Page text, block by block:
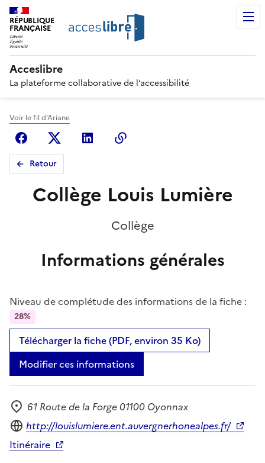
RÉPUBLIQUE
FRANÇAISE
Acceslibre
La plateforme collaborative de l’accessibilité
Voir le fil d'Ariane
FacebookX (anciennement Twitter)
Linkedin
Retour
Collège Louis Lumière
Collège
Informations générales
Niveau de complétude des informations de la fiche :
28%
Télécharger la fiche (PDF, environ 35 Ko)
Modifier ces informations
Adresse
61 Route de la Forge 01100 Oyonnax
Site internet
http://louislumiere.ent.auvergnerhonealpes.fr/
Itinéraire